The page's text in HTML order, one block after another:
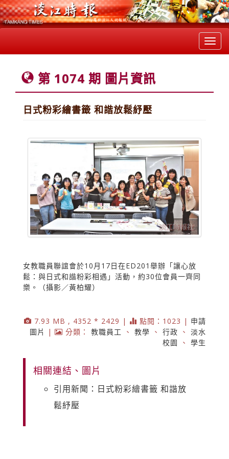
第 1074 期 圖片資訊
日式粉彩繪書籤 和諧放鬆紓壓
女教職員聯誼會於10月17日在ED201舉辦「讓心放
鬆：與日式和諧粉彩相遇」活動，約30位會員一齊同
樂。（攝影／黃柏耀）
7.93 MB , 4352 * 2429 | 點閱：1023 | 申請
圖片
| 分類： 教職員工 、 教學 、 行政 、 淡水
校園
、 學生
相關連結、圖片
引用新聞：日式粉彩繪書籤 和諧放
鬆紓壓